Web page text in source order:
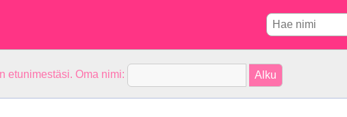
etunimestäsi. Oma nimi: